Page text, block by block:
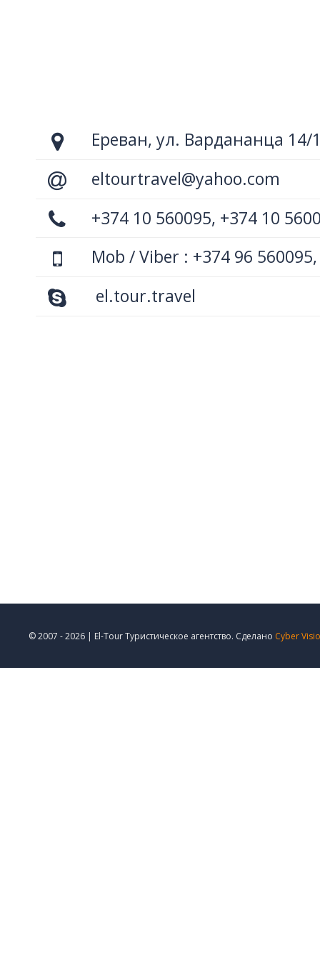
Ереван, ул. Вардананца 14/
eltourtravel@yahoo.com
+374 10 560095, +374 10
Mob / Viber : +374 96
el.tour.travel
© 2007 - 2026 | El-Tour Туристическое агентство. Сделано Cyber